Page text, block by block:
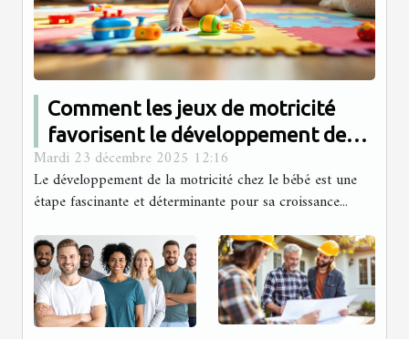
Comment les jeux de motricité
favorisent le développement de
votre bébé?
Mardi 23 décembre 2025 12:16
Le développement de la motricité chez le bébé est une
étape fascinante et déterminante pour sa croissance...